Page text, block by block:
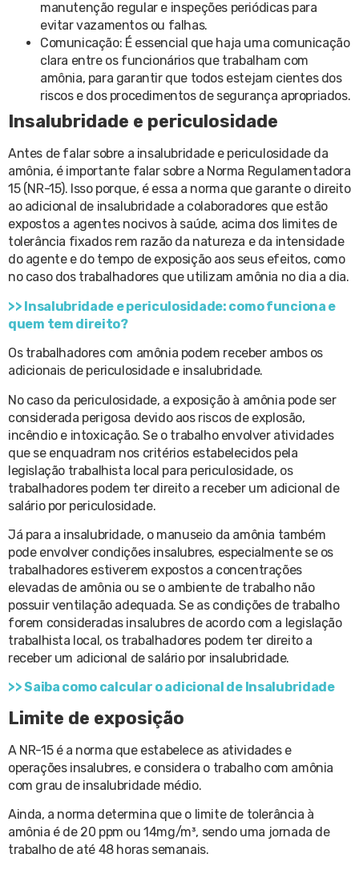
manutenção regular e inspeções periódicas para
evitar vazamentos ou falhas.
Comunicação: É essencial que haja uma comunicação
clara entre os funcionários que trabalham com
amônia, para garantir que todos estejam cientes dos
riscos e dos procedimentos de segurança apropriados.
Insalubridade e periculosidade
Antes de falar sobre a insalubridade e periculosidade da
amônia, é importante falar sobre a Norma Regulamentadora
15 (NR-15). Isso porque, é essa a norma que garante o direito
ao adicional de insalubridade a colaboradores que estão
expostos a agentes nocivos à saúde, acima dos limites de
tolerância fixados rem razão da natureza e da intensidade
do agente e do tempo de exposição aos seus efeitos, como
no caso dos trabalhadores que utilizam amônia no dia a dia.
>> Insalubridade e periculosidade: como funciona e
quem tem direito?
Os trabalhadores com amônia podem receber ambos os
adicionais de periculosidade e insalubridade.
No caso da periculosidade, a exposição à amônia pode ser
considerada perigosa devido aos riscos de explosão,
incêndio e intoxicação. Se o trabalho envolver atividades
que se enquadram nos critérios estabelecidos pela
legislação trabalhista local para periculosidade, os
trabalhadores podem ter direito a receber um adicional de
salário por periculosidade.
Já para a insalubridade, o manuseio da amônia também
pode envolver condições insalubres, especialmente se os
trabalhadores estiverem expostos a concentrações
elevadas de amônia ou se o ambiente de trabalho não
possuir ventilação adequada. Se as condições de trabalho
forem consideradas insalubres de acordo com a legislação
trabalhista local, os trabalhadores podem ter direito a
receber um adicional de salário por insalubridade.
>> Saiba como calcular o adicional de Insalubridade
Limite de exposição
A NR-15 é a norma que estabelece as atividades e
operações insalubres, e considera o trabalho com amônia
com grau de insalubridade médio.
Ainda, a norma determina que o limite de tolerância à
amônia é de 20 ppm ou 14mg/m³, sendo uma jornada de
trabalho de até 48 horas semanais.